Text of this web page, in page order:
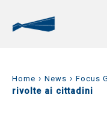
Home › News › Focus
rivolte ai cittadini